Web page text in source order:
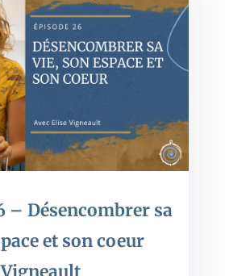
– Désencombrer sa
et son coeur